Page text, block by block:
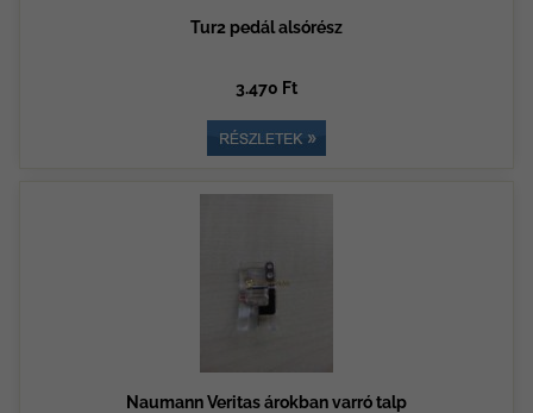
Tur2 pedál alsórész
3.470 Ft
Naumann Veritas árokban varró talp